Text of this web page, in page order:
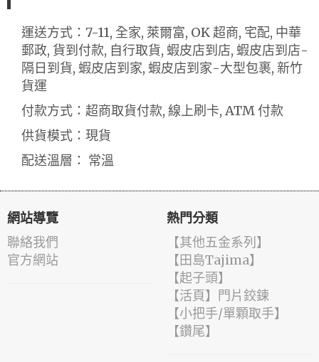
運送方式：7-11, 全家, 萊爾富, OK 超商, 宅配, 中華
郵政, 貨到付款, 自行取貨, 蝦皮店到店, 蝦皮店到店-
隔日到貨, 蝦皮店到家, 蝦皮店到家-大型包裹, 新竹
貨運
付款方式：超商取貨付款, 線上刷卡, ATM 付款
供貨模式：現貨
配送溫層： 常溫
網站導覽
聯絡我們
官方網站
熱門分類
【其他五金系列】
【田島Tajima】
【起子頭】
【活頁】門片鉸鍊
【小把手/單顆取手】
【鑽尾】